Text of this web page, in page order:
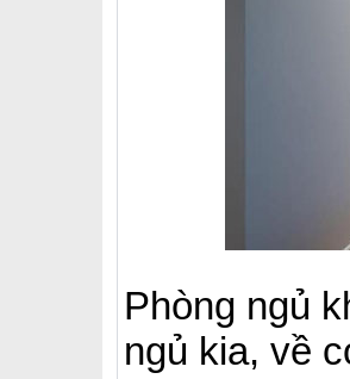
Phòng ngủ
ngủ kia, về